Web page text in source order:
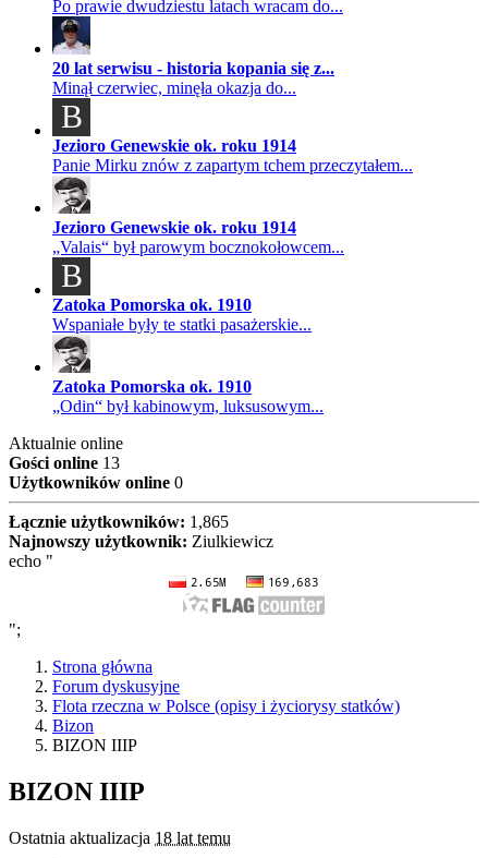
Po prawie dwudziestu latach wracam do...
20 lat serwisu - historia kopania się z...
Minął czerwiec, minęła okazja do...
B
Jezioro Genewskie ok. roku 1914
Panie Mirku znów z zapartym tchem przeczytałem...
Jezioro Genewskie ok. roku 1914
„Valais“ był parowym bocznokołowcem...
B
Zatoka Pomorska ok. 1910
Wspaniałe były te statki pasażerskie...
Zatoka Pomorska ok. 1910
„Odin“ był kabinowym, luksusowym...
Aktualnie online
Gości online 13
Użytkowników online 0
Łącznie użytkowników: 1,865
Najnowszy użytkownik: Ziulkiewicz
echo "
";
Strona główna
Forum dyskusyjne
Flota rzeczna w Polsce (opisy i życiorysy statków)
Bizon
BIZON IIIP
BIZON IIIP
Ostatnia aktualizacja 18 lat temu